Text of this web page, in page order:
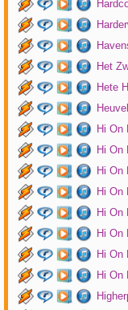
Het
Hete
Hi On
Hi On
Hi On
Hi On
Hi On
Hi On
Hi On
Hi On